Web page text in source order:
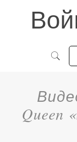
Queen